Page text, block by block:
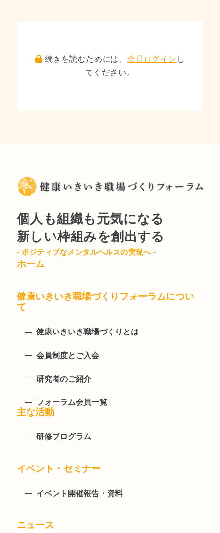
続きを読むためには、 会員ログイン し
てください。
個人も組織も元気になる
新しい枠組みを創出する
- ポジティブなメンタルヘルスの実現へ -
ホーム
健康いきいき職場づくりフォーラムについ
て
健康いきいき職場づくりとは
会員制度とご入会
研究者のご紹介
フォーラム会員一覧
主な活動
研修プログラム
イベント・セミナー
イベント開催報告・資料
ニュース